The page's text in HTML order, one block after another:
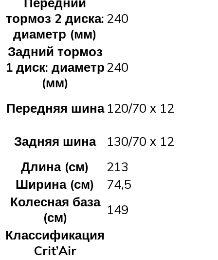
тормоз 2 диска:
диаметр (мм)
240
Задний тормоз
1 диск: диаметр
(мм)
240
Передняя шина 120/70 х 12
Задняя шина
130/70 х 12
Длина (см)
213
Ширина (см)
74,5
Колесная база
(см)
149
Классификация
Crit’Air